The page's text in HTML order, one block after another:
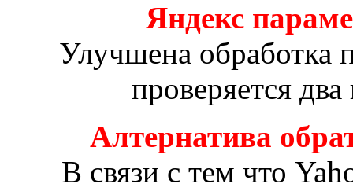
Яндекс
Улучшена обработка
проверяется
Алтернатива
В связи с тем что